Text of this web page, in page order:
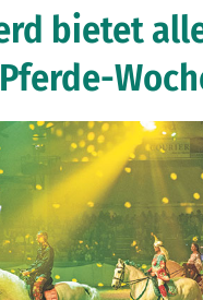
bietet